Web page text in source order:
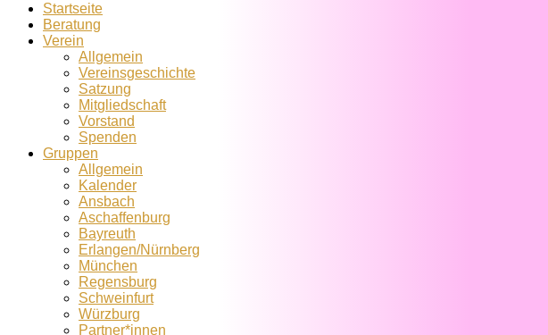
Startseite
Beratung
Verein
Allgemein
Vereins­geschichte
Satzung
Mitglied­schaft
Vorstand
Spenden
Gruppen
Allgemein
Kalender
Ansbach
Aschaffenburg
Bayreuth
Erlangen/Nürnberg
München
Regensburg
Schweinfurt
Würzburg
Partner*innen